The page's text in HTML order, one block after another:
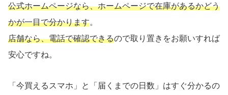
公式ホームページなら、ホームページで在庫があるかどう
かが一目で分かります。
店舗なら、電話で確認できるので取り置きをお願いすれば
安心ですね。
「今買えるスマホ」と「届くまでの日数」はすぐ分かるの